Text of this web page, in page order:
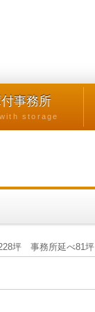
事務所
storage
坪 事務所延べ81坪